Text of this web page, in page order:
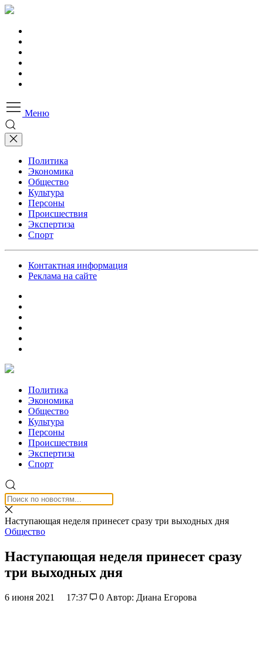
Меню
Политика
Экономика
Общество
Культура
Персоны
Происшествия
Экспертиза
Спорт
Контактная информация
Реклама на сайте
Политика
Экономика
Общество
Культура
Персоны
Происшествия
Экспертиза
Спорт
Наступающая неделя принесет сразу три выходных дня
Общество
Наступающая неделя принесет сразу
три выходных дня
6 июня 2021 17:37 0 Автор: Диана Егорова